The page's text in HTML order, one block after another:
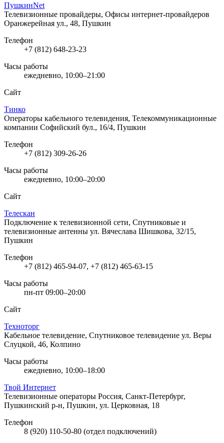
ПушкинNet
Телевизионные провайдеры, Офисы интернет-провайдеров
Оранжерейная ул., 48, Пушкин
Телефон
+7 (812) 648-23-23
Часы работы
ежедневно, 10:00–21:00
Сайт
Тинко
Операторы кабельного телевидения, Телекоммуникационные
компании Софийский бул., 16/4, Пушкин
Телефон
+7 (812) 309-26-26
Часы работы
ежедневно, 10:00–20:00
Сайт
Телескан
Подключение к телевизионной сети, Спутниковые и
телевизионные антенны ул. Вячеслава Шишкова, 32/15,
Пушкин
Телефон
+7 (812) 465-94-07, +7 (812) 465-63-15
Часы работы
пн-пт 09:00–20:00
Сайт
Техноторг
Кабельное телевидение, Спутниковое телевидение ул. Веры
Слуцкой, 46, Колпино
Часы работы
ежедневно, 10:00–18:00
Твой Интернет
Телевизионные операторы Россия, Санкт-Петербург,
Пушкинский р-н, Пушкин, ул. Церковная, 18
Телефон
8 (920) 110-50-80 (отдел подключений)